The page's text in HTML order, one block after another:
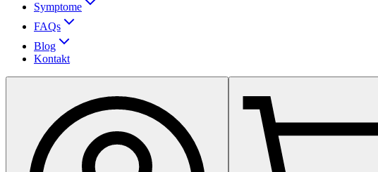
Symptome
FAQs
Blog
Kontakt